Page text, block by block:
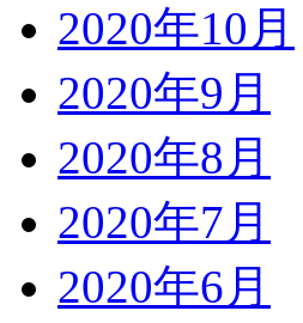
2020年10月
2020年9月
2020年8月
2020年7月
2020年6月